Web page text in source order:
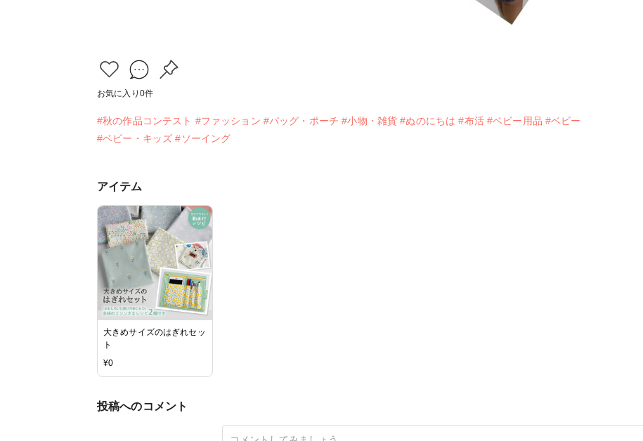
お気に入り 0件
#秋の作品コンテスト #ファッション #バッグ・ポーチ #小物・雑貨 #ぬのにちは #布活 #ベビー用品 #ベビー
#ベビー・キッズ #ソーイング
アイテム
大きめサイズのはぎれセッ
ト
¥0
投稿へのコメント